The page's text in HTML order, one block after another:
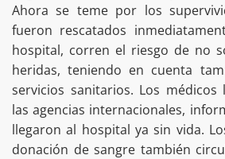
Ahora se teme por los
fueron rescatados
hospital, corren el riesgo de no
heridas, teniendo en cuenta
servicios sanitarios. Los médicos
las agencias internacionales,
llegaron al hospital ya sin vida.
donación de sangre también